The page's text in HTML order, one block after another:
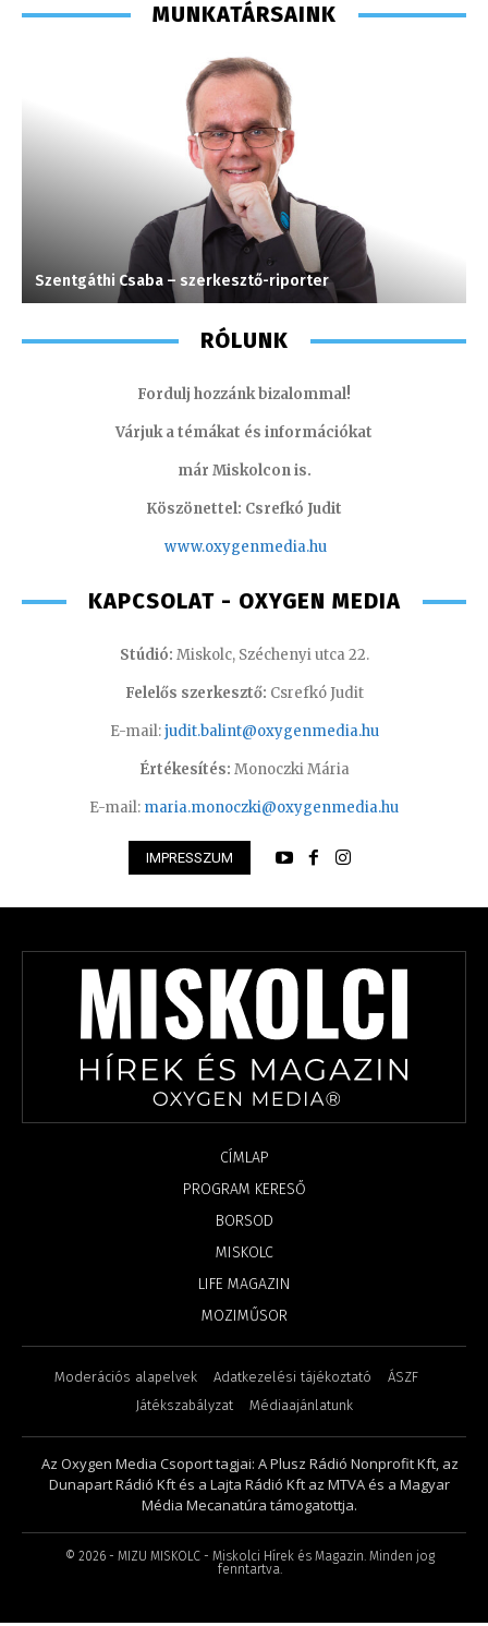
MUNKATÁRSAINK
Szentgáthi Csaba – szerkesztő-riporter
RÓLUNK
Fordulj hozzánk bizalommal!
Várjuk a témákat és információkat
már Miskolcon is.
Köszönettel: Csrefkó Judit
www.oxygenmedia.hu
KAPCSOLAT - OXYGEN MEDIA
Stúdió: Miskolc, Széchenyi utca 22.
Felelős szerkesztő: Csrefkó Judit
E-mail:judit.balint@oxygenmedia.hu
Értékesítés: Monoczki Mária
E-mail: maria.monoczki@oxygenmedia.hu
IMPRESSZUM
CÍMLAP
PROGRAM KERESŐ
BORSOD
MISKOLC
LIFE MAGAZIN
MOZIMŰSOR
Moderációs alapelvek Adatkezelési tájékoztató
ÁSZF
Játékszabályzat
Médiaajánlatunk
Az Oxygen Media Csoport tagjai: A Plusz Rádió Nonprofit Kft, az
Dunapart Rádió Kft és a Lajta Rádió Kft az MTVA és a Magyar
Média Mecanatúra támogatottja.
© 2026- MIZU MISKOLC - Miskolci Hírek és Magazin. Minden jog
fenntartva.